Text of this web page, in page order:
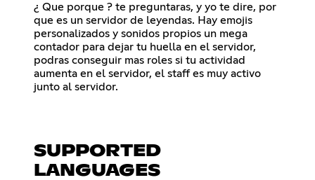
¿ Que porque ? te preguntaras, y yo te dire, por
que es un servidor de leyendas. Hay emojis
personalizados y sonidos propios un mega
contador para dejar tu huella en el servidor,
podras conseguir mas roles si tu actividad
aumenta en el servidor, el staff es muy activo
junto al servidor.
SUPPORTED
LANGUAGES